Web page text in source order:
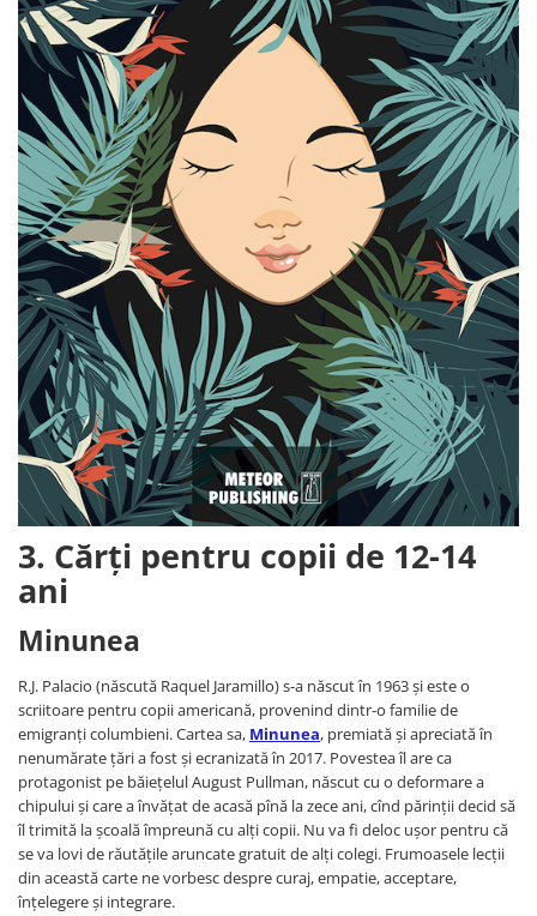
3. Cărți pentru copii de 12-14
ani
Minunea
R.J. Palacio (născută Raquel Jaramillo) s-a născut în 1963 și este o
scriitoare pentru copii americană, provenind dintr-o familie de
emigranți columbieni. Cartea sa, Minunea, premiată și apreciată în
nenumărate țări a fost și ecranizată în 2017. Povestea îl are ca
protagonist pe băiețelul August Pullman, născut cu o deformare a
chipului și care a învățat de acasă pînă la zece ani, cînd părinții decid să
îl trimită la școală împreună cu alți copii. Nu va fi deloc ușor pentru că
se va lovi de răutățile aruncate gratuit de alți colegi. Frumoasele lecții
din această carte ne vorbesc despre curaj, empatie, acceptare,
înțelegere și integrare.